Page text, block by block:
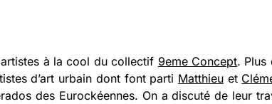
à la cool du collectif 9eme Concept. Plus
d’art urbain dont font parti Matthieu et
des Eurockéennes. On a discuté de leur